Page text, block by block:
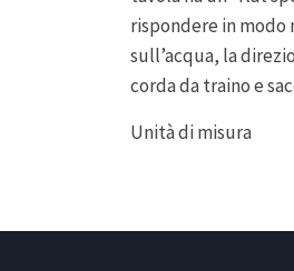
rispondere in
sull’acqua, la
corda da traino e
Unità di misura